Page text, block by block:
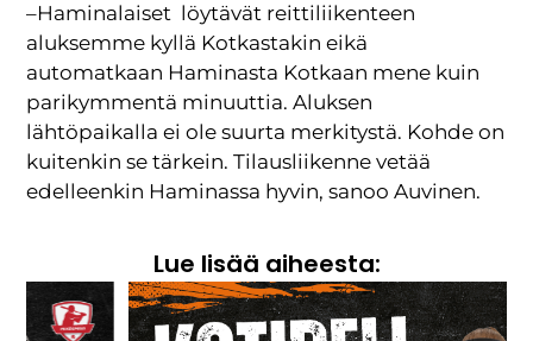
–Haminalaiset löytävät reittiliikenteen
aluksemme kyllä Kotkastakin eikä
automatkaan Haminasta Kotkaan mene kuin
parikymmentä minuuttia. Aluksen
lähtöpaikalla ei ole suurta merkitystä. Kohde on
kuitenkin se tärkein. Tilausliikenne vetää
edelleenkin Haminassa hyvin, sanoo Auvinen.
Lue lisää aiheesta: